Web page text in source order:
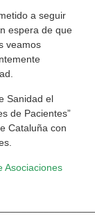
a seguir
espera de que
veamos
Sanidad el
de Pacientes”
Cataluña con
Asociaciones